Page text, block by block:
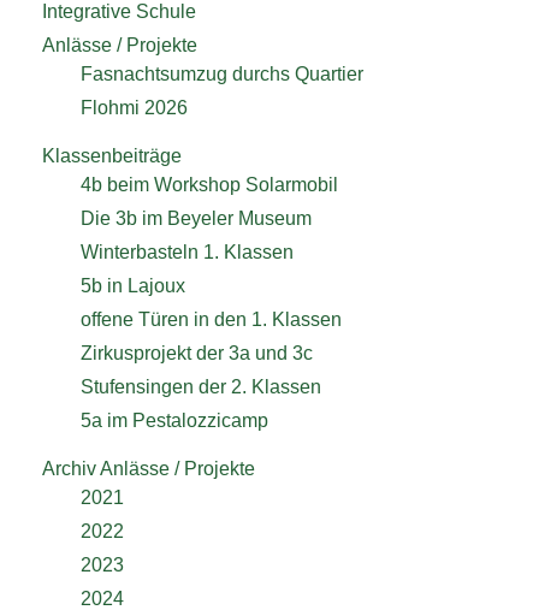
Integrative Schule
Anlässe / Projekte
Fasnachtsumzug durchs Quartier
Flohmi 2026
Klassenbeiträge
4b beim Workshop Solarmobil
Die 3b im Beyeler Museum
Winterbasteln 1. Klassen
5b in Lajoux
offene Türen in den 1. Klassen
Zirkusprojekt der 3a und 3c
Stufensingen der 2. Klassen
5a im Pestalozzicamp
Archiv Anlässe / Projekte
2021
2022
2023
2024